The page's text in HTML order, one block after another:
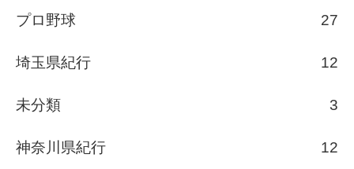
プロ野球 27
埼玉県紀行 12
未分類 3
神奈川県紀行 12